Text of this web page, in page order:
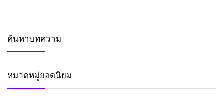
ค้นหาบทความ
หมวดหมู่ยอดนิยม